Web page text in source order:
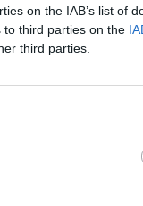
on the IAB’s list of
to third parties on the
third parties.
Τόμας Ουόκαπ
ο Γιώργος
σε